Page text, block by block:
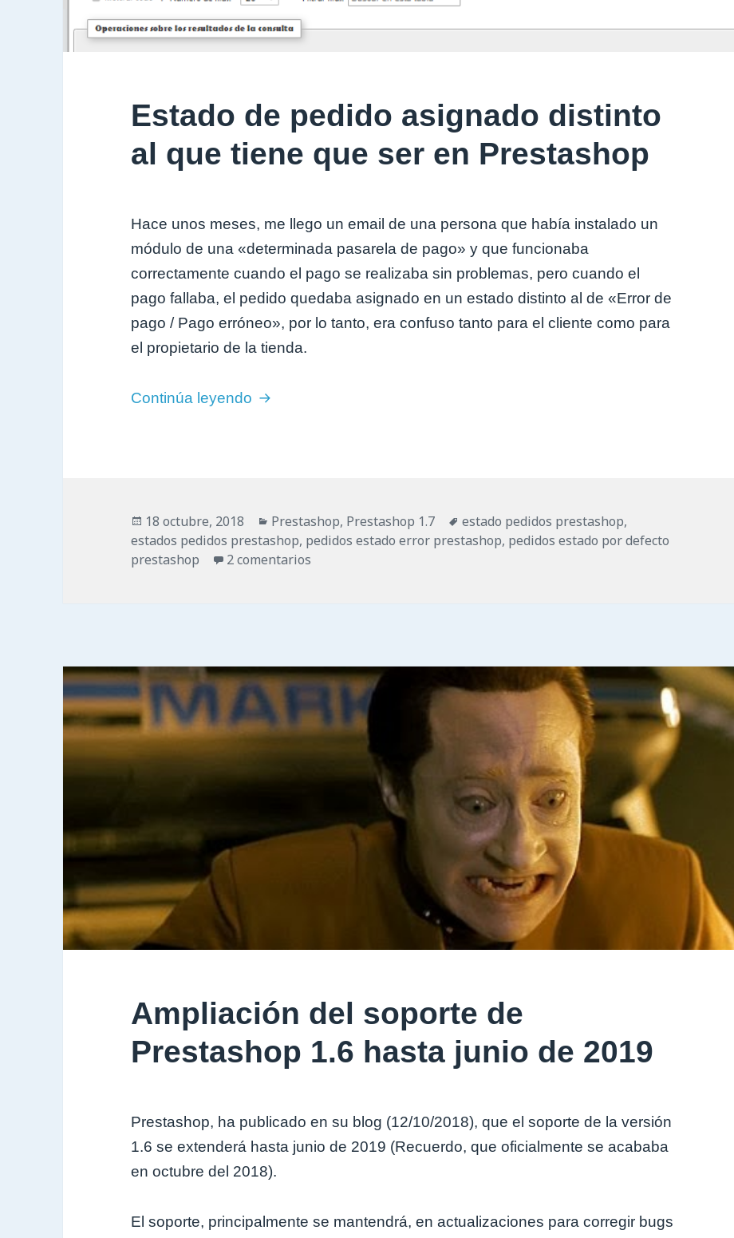
Estado de pedido asignado distinto
al que tiene que ser en Prestashop
Hace unos meses, me llego un email de una persona que había instalado un
módulo de una «determinada pasarela de pago» y que funcionaba
correctamente cuando el pago se realizaba sin problemas, pero cuando el
pago fallaba, el pedido quedaba asignado en un estado distinto al de «Error de
pago / Pago erróneo», por lo tanto, era confuso tanto para el cliente como para
el propietario de la tienda.
Continúa leyendo Estado de pedido asignado distinto al que tiene que ser en Prestashop
Publicado
el
18 octubre, 2018 Categorías
Prestashop, Prestashop 1.7 Etiquetas
estado pedidos prestashop,
estados pedidos prestashop, pedidos estado error prestashop, pedidos estado por defecto
prestashop
2 comentarios
Ampliación del soporte de
Prestashop 1.6 hasta junio de 2019
Prestashop, ha publicado en su blog (12/10/2018), que el soporte de la versión
1.6 se extenderá hasta junio de 2019 (Recuerdo, que oficialmente se acababa
en octubre del 2018).
El soporte, principalmente se mantendrá, en actualizaciones para corregir bugs